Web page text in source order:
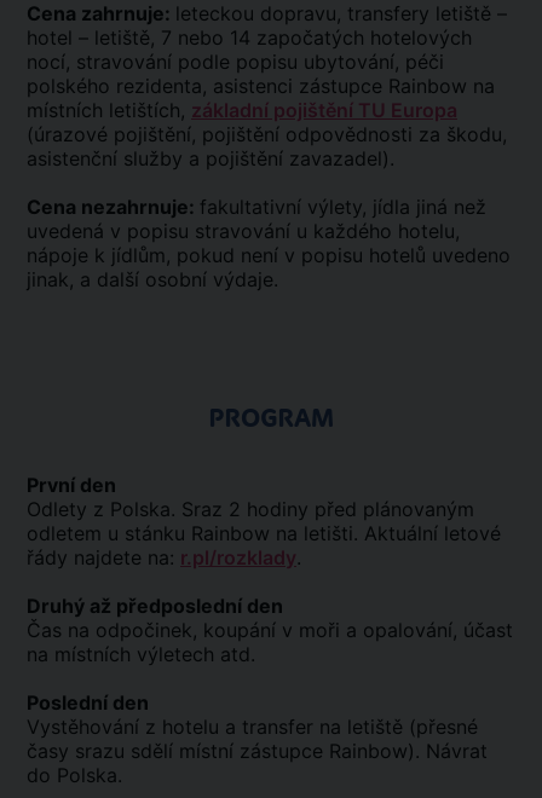
Cena zahrnuje: leteckou dopravu, transfery letiště –
hotel – letiště, 7 nebo 14 započatých hotelových
nocí, stravování podle popisu ubytování, péči
polského rezidenta, asistenci zástupce Rainbow na
místních letištích, základní pojištění TU Europa
(úrazové pojištění, pojištění odpovědnosti za škodu,
asistenční služby a pojištění zavazadel).
Cena nezahrnuje: fakultativní výlety, jídla jiná než
uvedená v popisu stravování u každého hotelu,
nápoje k jídlům, pokud není v popisu hotelů uvedeno
jinak, a další osobní výdaje.
PROGRAM
První den
Odlety z Polska. Sraz 2 hodiny před plánovaným
odletem u stánku Rainbow na letišti. Aktuální letové
řády najdete na: r.pl/rozklady.
Druhý až předposlední den
Čas na odpočinek, koupání v moři a opalování, účast
na místních výletech atd.
Poslední den
Vystěhování z hotelu a transfer na letiště (přesné
časy srazu sdělí místní zástupce Rainbow). Návrat
do Polska.